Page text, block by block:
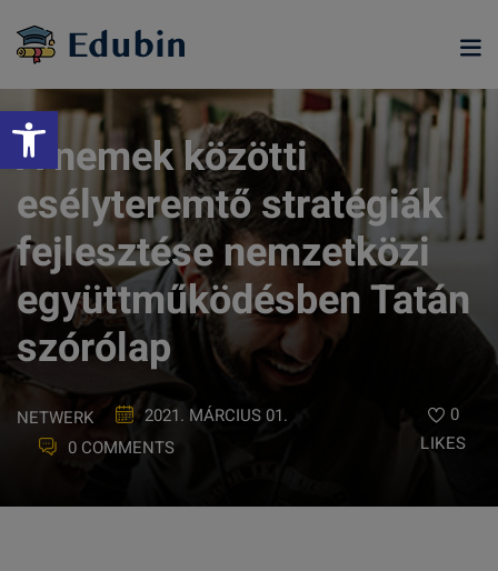
Eszköztár megnyitása
content
A nemek közötti
esélyteremtő stratégiák
fejlesztése nemzetközi
együttműködésben Tatán
szórólap
NETWERK
2021. MÁRCIUS 01.
0 COMMENTS
0
LIKES